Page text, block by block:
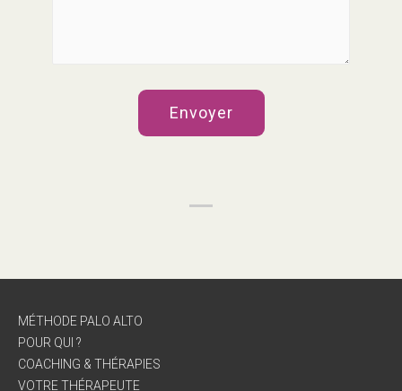
MÉTHODE PALO ALTO
POUR QUI ?
COACHING & THÉRAPIES
VOTRE THÉRAPEUTE